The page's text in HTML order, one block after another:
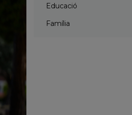
Educació
Família